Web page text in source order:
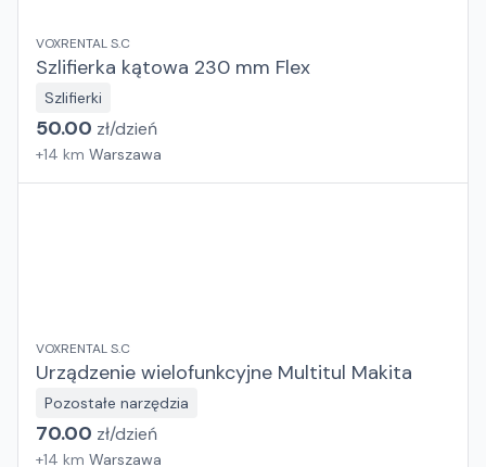
VOXRENTAL S.C
Szlifierka kątowa 230 mm Flex
Szlifierki
50.00 zł/dzień
+14 km Warszawa
VOXRENTAL S.C
Urządzenie wielofunkcyjne Multitul Makita
Pozostałe narzędzia
70.00 zł/dzień
+14 km Warszawa